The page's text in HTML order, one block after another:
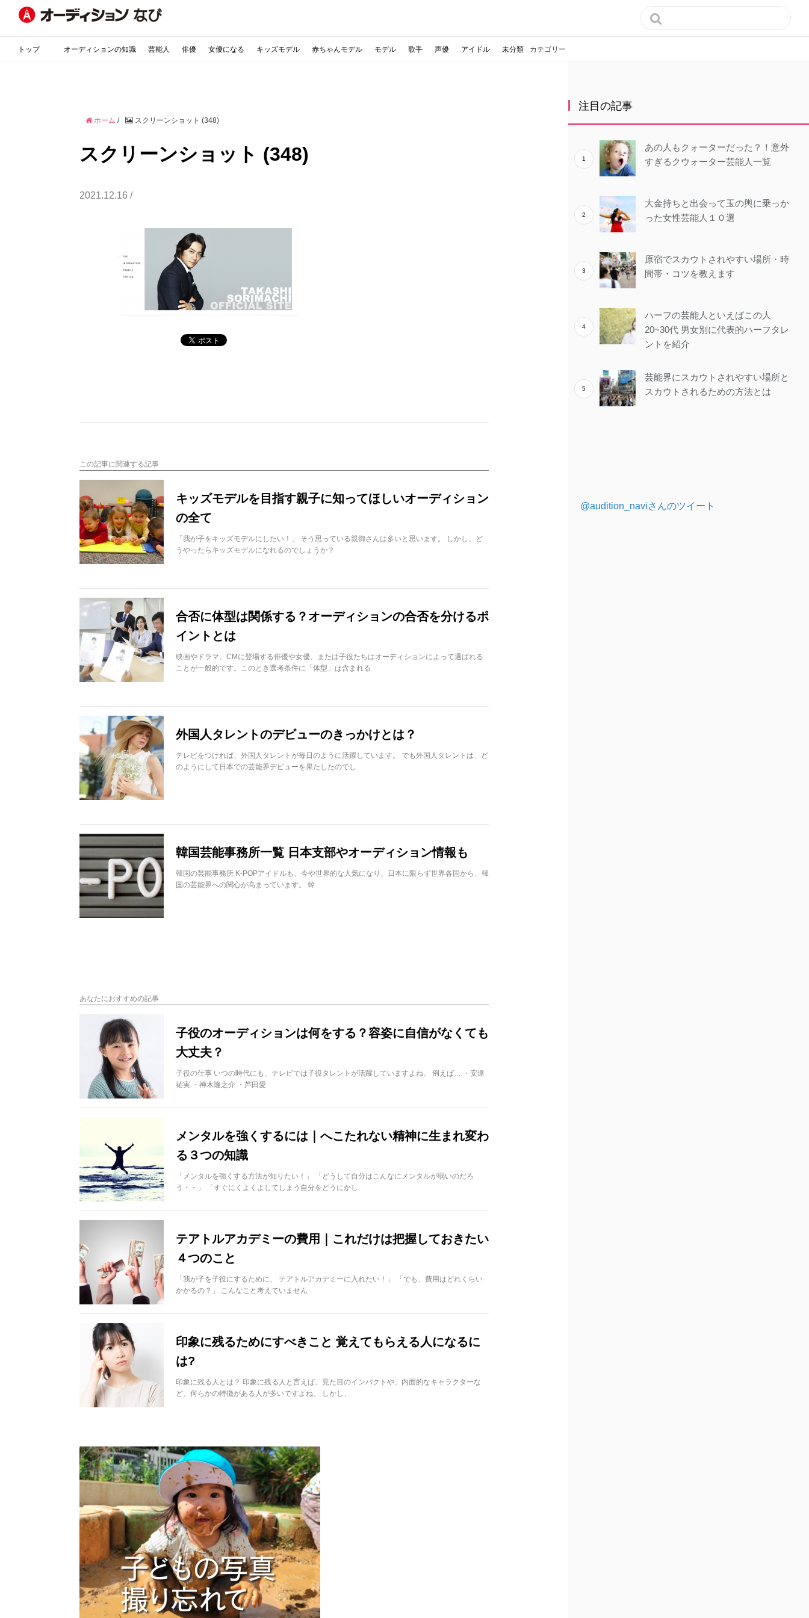

トップ カテゴリー
オーディションの知識 芸能人 俳優 女優になる キッズモデル 赤ちゃんモデル モデル 歌手 声優 アイドル 未分類
ホーム / スクリーンショット (348)
スクリーンショット (348)
2021.12.16 /
この記事に関連する記事
キッズモデルを目指す親子に知ってほしいオーディション
の全て
「我が子をキッズモデルにしたい！」 そう思っている親御さんは多いと思います。 しかし、ど
うやったらキッズモデルになれるのでしょうか？
合否に体型は関係する？オーディションの合否を分けるポ
イントとは
映画やドラマ、CMに登場する俳優や女優、または子役たちはオーディションによって選ばれる
ことが一般的です。このとき選考条件に「体型」は含まれる
外国人タレントのデビューのきっかけとは？
テレビをつければ、外国人タレントが毎日のように活躍しています。 でも外国人タレントは、ど
のようにして日本での芸能界デビューを果たしたのでし
韓国芸能事務所一覧 日本支部やオーディション情報も
韓国の芸能事務所 K-POPアイドルも、今や世界的な人気になり、日本に限らず世界各国から、韓
国の芸能界への関心が高まっています。 韓
あなたにおすすめの記事
子役のオーディションは何をする？容姿に自信がなくても
大丈夫？
子役の仕事 いつの時代にも、テレビでは子役タレントが活躍していますよね。 例えば… ・安達
祐実 ・神木隆之介 ・芦田愛
メンタルを強くするには｜へこたれない精神に生まれ変わ
る３つの知識
「メンタルを強くする方法が知りたい！」 「どうして自分はこんなにメンタルが弱いのだろ
う・・」 「すぐにくよくよしてしまう自分をどうにかし
テアトルアカデミーの費用｜これだけは把握しておきたい
４つのこと
「我が子を子役にするために、 テアトルアカデミーに入れたい！」 「でも、費用はどれくらい
かかるの？」 こんなこと考えていません
印象に残るためにすべきこと 覚えてもらえる人になるに
は?
印象に残る人とは？ 印象に残る人と言えば、見た目のインパクトや、内面的なキャラクターな
ど、何らかの特徴がある人が多いですよね。 しかし、
注目の記事
あの人もクォーターだった？！意外
すぎるクウォーター芸能人一覧
大金持ちと出会って玉の輿に乗っか
った女性芸能人１０選
原宿でスカウトされやすい場所・時
間帯・コツを教えます
ハーフの芸能人といえばこの人
20~30代 男女別に代表的ハーフタレ
ントを紹介
芸能界にスカウトされやすい場所と
スカウトされるための方法とは
@audition_naviさんのツイート